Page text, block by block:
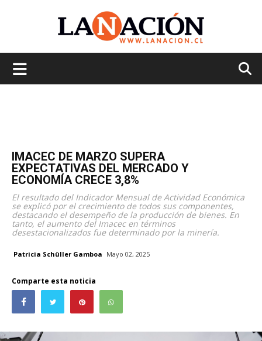
IMACEC DE MARZO SUPERA
EXPECTATIVAS DEL MERCADO Y
ECONOMÍA CRECE 3,8%
El resultado del Indicador Mensual de Actividad Económica
se explicó por el crecimiento de todos sus componentes,
destacando el desempeño de la producción de bienes. En
tanto, el aumento del Imacec en términos
desestacionalizados fue determinado por la minería.
Patricia Schüller Gamboa Mayo 02, 2025
Comparte esta noticia